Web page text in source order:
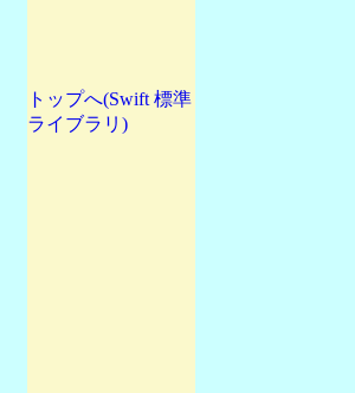
トップへ(Swift 標準
ライブラリ)